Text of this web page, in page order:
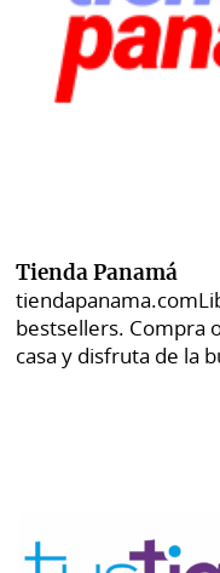
Tienda Panamá
tiendapanama.com
bestsellers. Compra
casa y disfruta de la